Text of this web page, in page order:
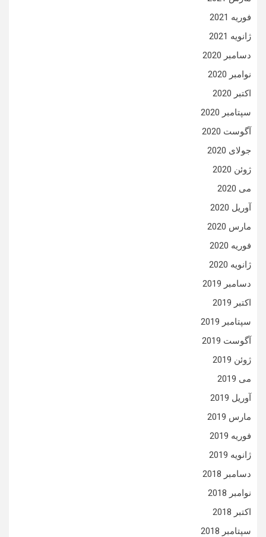
فوریه 2021
ژانویه 2021
دسامبر 2020
نوامبر 2020
اکتبر 2020
سپتامبر 2020
آگوست 2020
جولای 2020
ژوئن 2020
می 2020
آوریل 2020
مارس 2020
فوریه 2020
ژانویه 2020
دسامبر 2019
اکتبر 2019
سپتامبر 2019
آگوست 2019
ژوئن 2019
می 2019
آوریل 2019
مارس 2019
فوریه 2019
ژانویه 2019
دسامبر 2018
نوامبر 2018
اکتبر 2018
سپتامبر 2018